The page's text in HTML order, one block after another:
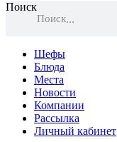
Поиск
Поиск
Шефы
Блюда
Места
Новости
Компании
Рассылка
Личный кабинет